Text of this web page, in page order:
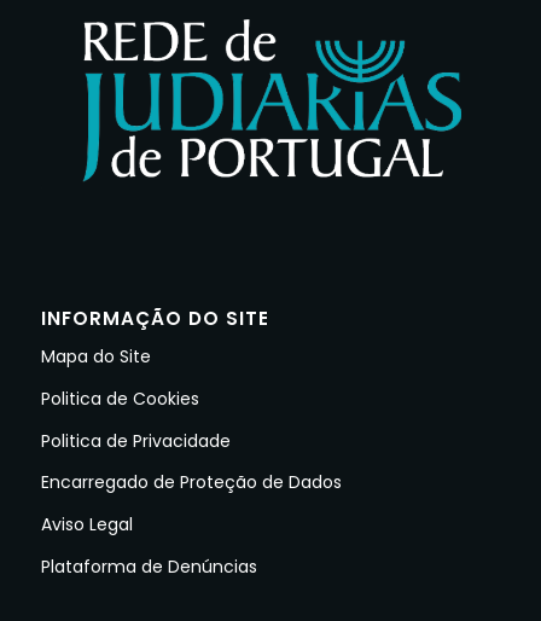
INFORMAÇÃO DO SITE
Mapa do Site
Politica de Cookies
Politica de Privacidade
Encarregado de Proteção de Dados
Aviso Legal
Plataforma de Denúncias